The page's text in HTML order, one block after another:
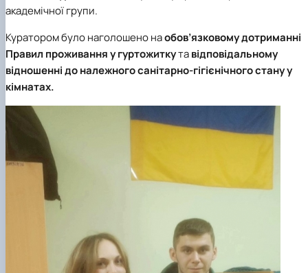
академічної групи.
Куратором було наголошено наобов’язковому дотриманні
Правил проживання у гуртожиткутавідповідальному
відношенні до належного санітарно-гігієнічного стану у
кімнатах.